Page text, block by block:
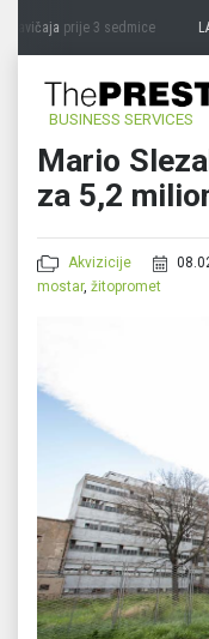
zavičajaprije 3 sedmice
BUSINESS SERVICES
Mario
za 5,2
Akvizicije
mostar, žitopromet